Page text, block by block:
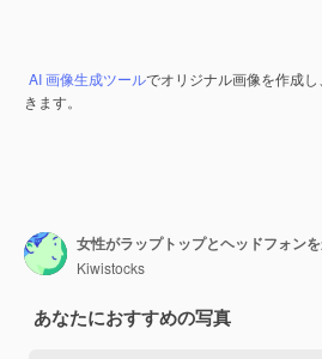
AI 画像生成ツールでオリジナル画像を作成し、
きます。
女性がラップトップとヘッドフォン
Kiwistocks
あなたにおすすめの写真